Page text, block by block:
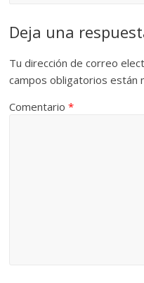
Deja una
Tu dirección de correo
campos obligatorios están
Comentario*